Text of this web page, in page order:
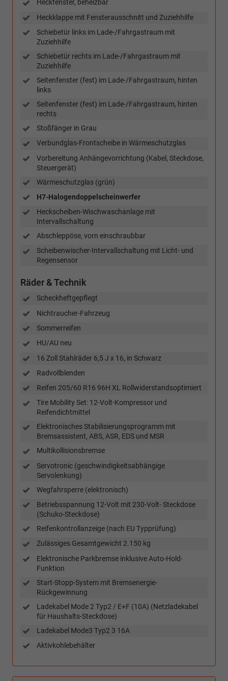
Heckfenster, beheizbar
Heckklappe mit Fensterausschnitt und Zuziehhilfe
Schiebetür links im Lade-/Fahrgastraum mit
Zuziehhilfe
Schiebetür rechts im Lade-/Fahrgastraum mit
Zuziehhilfe
Seitenfenster (fest) im Lade-/Fahrgastraum, hinten
links
Seitenfenster (fest) im Lade-/Fahrgastraum, hinten
rechts
Stoßfänger in Grau
Verbundglas-Frontscheibe in Wärmeschutzglas
Vorbereitung Anhängevorrichtung (Kabel, Steckdose,
Steuergerät)
Wärmeschutzglas (grün)
H7-Halogendoppelscheinwerfer
Heckscheiben-Wischwaschanlage mit
Intervallschaltung
Abschleppöse, vorn einschraubbar
Scheibenwischer-Intervallschaltung mit Licht- und
Regensensor
Räder & Technik
Scheckheftgepflegt
Nichtraucher-Fahrzeug
Sommerreifen
HU/AU neu
16 Zoll Stahlräder 6,5 J x 16, in Schwarz
Radvollblenden
Reifen 205/60 R16 96H XL Rollwiderstandsoptimiert
Tire Mobility Set: 12-Volt-Kompressor und
Reifendichtmittel
Elektronisches Stabilisierungsprogramm mit
Bremsassistent, ABS, ASR, EDS und MSR
Multikollisionsbremse
Servotronic (geschwindigkeitsabhängige
Servolenkung)
Wegfahrsperre (elektronisch)
Betriebsspannung 12-Volt mit 230-Volt- Steckdose
(Schuko-Steckdose)
Reifenkontrollanzeige (nach EU Typprüfung)
Zulässiges Gesamtgewicht 2.150 kg
Elektronische Parkbremse inklusive Auto-Hold-
Funktion
Start-Stopp-System mit Bremsenergie-
Rückgewinnung
Ladekabel Mode 2 Typ2 / E+F (10A) (Netzladekabel
für Haushalts-Steckdose)
Ladekabel Mode3 Typ2 3 16A
Aktivkohlebehälter